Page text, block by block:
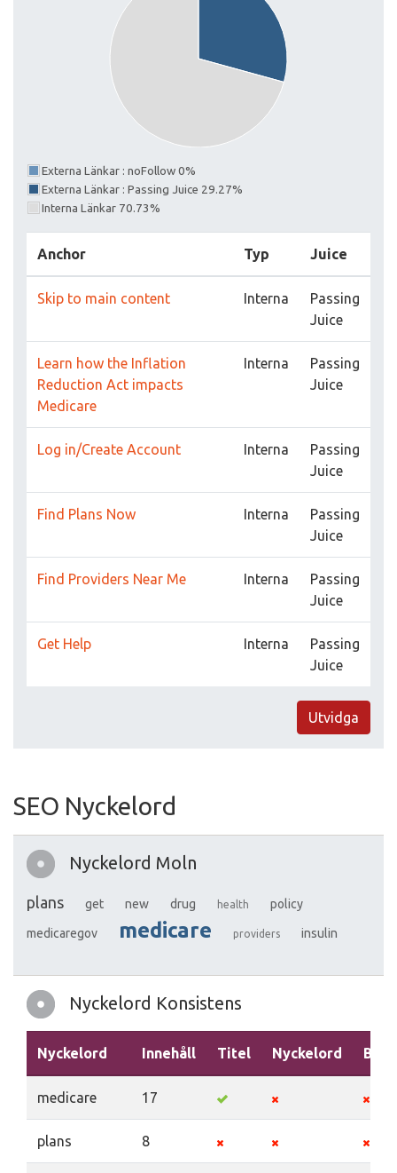
Externa Länkar : noFollow 0%
Externa Länkar : Passing Juice 29.27%
Interna Länkar 70.73%
Anchor Typ Juice
Skip to main content Interna
Passing
Juice
Learn how the Inflation
Reduction Act impacts
Medicare
Interna
Passing
Juice
Log in/Create Account Interna
Passing
Juice
Find Plans Now Interna
Passing
Juice
Find Providers Near Me Interna
Passing
Juice
Get Help Interna
Passing
Juice
Utvidga
SEO Nyckelord
Nyckelord Moln
plans get new drug health policy
medicaregov medicare providers insulin
Nyckelord Konsistens
Nyckelord Innehåll Titel Nyckelord
medicare 17
plans 8